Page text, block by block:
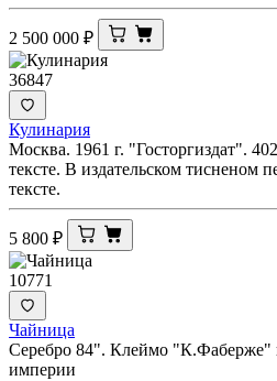
2 500 000 ₽
36847
Кулинария
Москва. 1961 г. "Госторгиздат".
тексте. В издательском тисненом
тексте.
5 800 ₽
10771
Чайница
Серебро 84". Клеймо "К.Фаберже"
империи